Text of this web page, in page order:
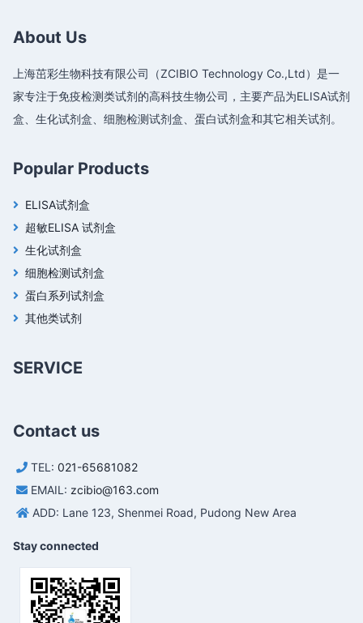
About Us
上海茁彩生物科技有限公司（ZCIBIO Technology Co.,Ltd）是一
家专注于免疫检测类试剂的高科技生物公司，主要产品为ELISA试剂
盒、生化试剂盒、细胞检测试剂盒、蛋白试剂盒和其它相关试剂。
Popular Products
ELISA试剂盒
超敏ELISA 试剂盒
生化试剂盒
细胞检测试剂盒
蛋白系列试剂盒
其他类试剂
SERVICE
Contact us
TEL: 021-65681082
EMAIL: zcibio@163.com
ADD: Lane 123, Shenmei Road, Pudong New Area
Stay connected